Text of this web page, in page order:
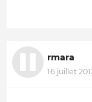
rmara
16 juillet